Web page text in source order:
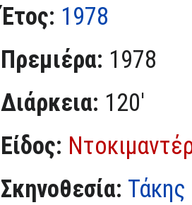
Έτος: 1978
Πρεμιέρα: 1978
Διάρκεια: 120'
Είδος:
Σκηνοθεσία: Τάκης